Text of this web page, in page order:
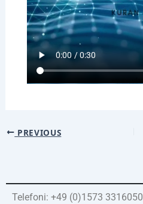
PREVIOUS
Telefoni: +49 (0)1573 3316050